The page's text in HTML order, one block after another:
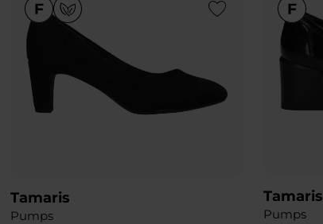
Add to Wishlist
Tamaris
Pumps
Tamaris
Pumps